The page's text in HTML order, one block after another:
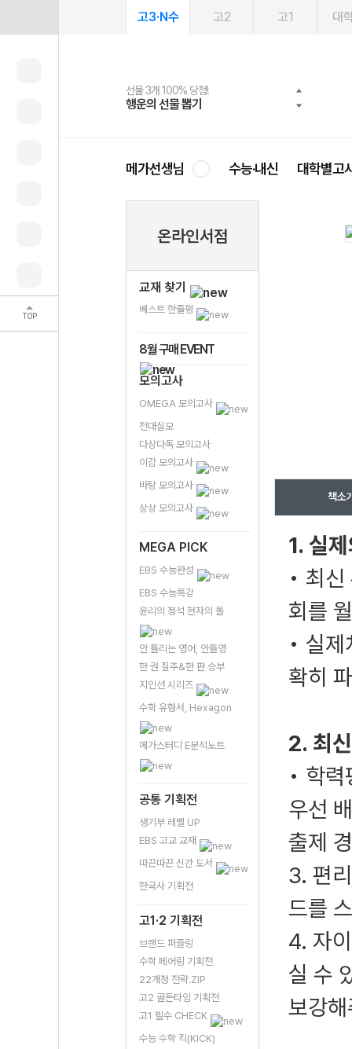
TOP
고3·N수 고2 고1 대
선물 3개 100% 당첨!
행운의 선물 뽑기
선물 100% 증정!
메가스터디 X 올리브
여름방학 스터디 캐시백
메가런 썸머스쿨
2027 러셀 단과
강사 공개선발
스마트러닝앱
설문 EVENT
메가패스
3일 무료 체험권
메가패스 수강생 무료혜택!
메가클럽 멤버십
사회공헌 캠페인
희망이룸 메가나눔
메가선생님 수능·내신 대학별고
온라인서점
교재 찾기
베스트 한줄평
8월 구매 EVENT
모의고사
OMEGA 모의고사
전대실모
다상다독 모의고사
이감 모의고사
바탕 모의고사
상상 모의고사
MEGA PICK
EBS 수능완성
EBS 수능특강
윤리의 정석 현자의 돌
안 틀리는 영어, 안틀영
한 권 질주&한 판 승부
지인선 시리즈
수학 유형서, Hexagon
메가스터디 E분석노트
공통 기획전
생기부 레벨 UP
EBS 고교 교재
따끈따끈 신간 도서
한국사 기획전
고1·2 기획전
브랜드 퍼즐링
수학 페어링 기획전
22개정 전략.ZIP
고2 골든타임 기획전
고1 필수 CHECK
수능 수학 킥(KICK)
책소
1. 실
• 최
회를
• 실
확히
2. 최
• 학
우선
출제
3. 편
드를
4. 자
실 수
보강